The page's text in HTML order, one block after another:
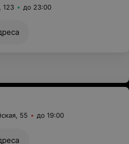
123 до 23:00
55 до 19:00